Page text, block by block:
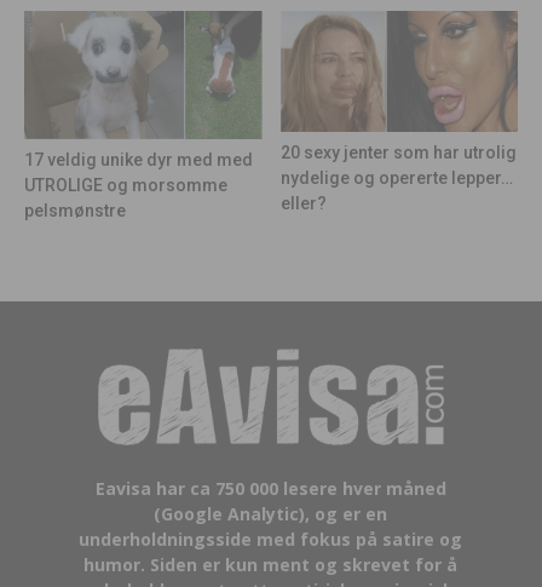
17 veldig unike dyr med med
UTROLIGE og morsomme
pelsmønstre
20 sexy jenter som har utrolig
nydelige og opererte lepper…
eller?
Eavisa har ca 750 000 lesere hver måned
(Google Analytic), og er en
underholdningsside med fokus på satire og
humor. Siden er kun ment og skrevet for å